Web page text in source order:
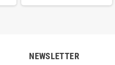
NEWSLETTER